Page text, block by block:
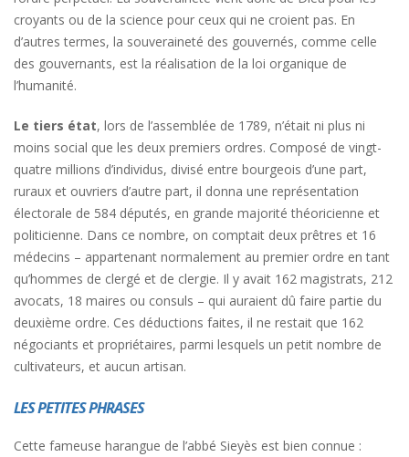
croyants ou de la science pour ceux qui ne croient pas. En
d’autres termes, la souveraineté des gouvernés, comme celle
des gouvernants, est la réalisation de la loi organique de
l’humanité.
Le tiers état, lors de l’assemblée de 1789, n’était ni plus ni
moins social que les deux premiers ordres. Composé de vingt-
quatre millions d’individus, divisé entre bourgeois d’une part,
ruraux et ouvriers d’autre part, il donna une représentation
électorale de 584 députés, en grande majorité théoricienne et
politicienne. Dans ce nombre, on comptait deux prêtres et 16
médecins – appartenant normalement au premier ordre en tant
qu’hommes de clergé et de clergie. Il y avait 162 magistrats, 212
avocats, 18 maires ou consuls – qui auraient dû faire partie du
deuxième ordre. Ces déductions faites, il ne restait que 162
négociants et propriétaires, parmi lesquels un petit nombre de
cultivateurs, et aucun artisan.
LES PETITES PHRASES
Cette fameuse harangue de l’abbé Sieyès est bien connue :